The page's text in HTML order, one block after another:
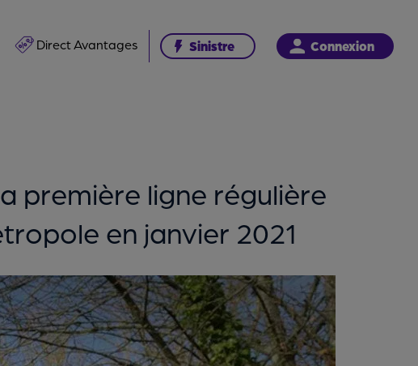
Direct Avantages Sinistre Connexion
première ligne régulière
en janvier 2021